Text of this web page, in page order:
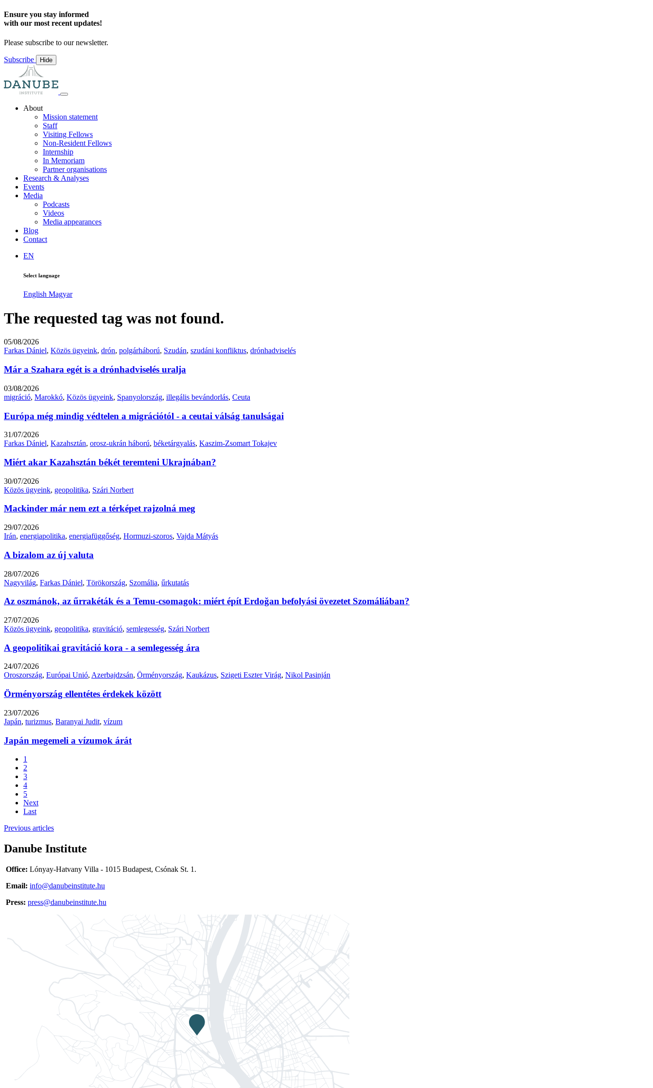
Ensure you stay informed
with our most recent updates!
Please subscribe to our newsletter.
Subscribe Hide
About
Mission statement
Staff
Visiting Fellows
Non-Resident Fellows
Internship
In Memoriam
Partner organisations
Research & Analyses
Events
Media
Podcasts
Videos
Media appearances
Blog
Contact
EN
Select language
English Magyar
The requested tag was not found.
05/08/2026
Farkas Dániel, Közös ügyeink, drón, polgárháború, Szudán, szudáni konfliktus, drónhadviselés
Már a Szahara egét is a drónhadviselés uralja
03/08/2026
migráció, Marokkó, Közös ügyeink, Spanyolország, illegális bevándorlás, Ceuta
Európa még mindig védtelen a migrációtól - a ceutai válság tanulságai
31/07/2026
Farkas Dániel, Kazahsztán, orosz-ukrán háború, béketárgyalás, Kaszim-Zsomart Tokajev
Miért akar Kazahsztán békét teremteni Ukrajnában?
30/07/2026
Közös ügyeink, geopolitika, Szári Norbert
Mackinder már nem ezt a térképet rajzolná meg
29/07/2026
Irán, energiapolitika, energiafüggőség, Hormuzi-szoros, Vajda Mátyás
A bizalom az új valuta
28/07/2026
Nagyvilág, Farkas Dániel, Törökország, Szomália, űrkutatás
Az oszmánok, az űrrakéták és a Temu-csomagok: miért épít Erdoğan befolyási övezetet Szomáliában?
27/07/2026
Közös ügyeink, geopolitika, gravitáció, semlegesség, Szári Norbert
A geopolitikai gravitáció kora - a semlegesség ára
24/07/2026
Oroszország, Európai Unió, Azerbajdzsán, Örményország, Kaukázus, Szigeti Eszter Virág, Nikol Pasinján
Örményország ellentétes érdekek között
23/07/2026
Japán, turizmus, Baranyai Judit, vízum
Japán megemeli a vízumok árát
1
2
3
4
5
Next
Last
Previous articles
Danube Institute
Office: Lónyay-Hatvany Villa - 1015 Budapest, Csónak St. 1.
Email: info@danubeinstitute.hu
Press: press@danubeinstitute.hu